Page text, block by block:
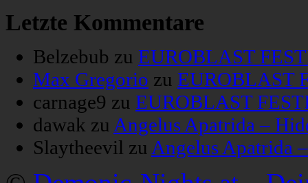
Letzte Kommentare
Belzebub zu EUROBLAST
Max Gregorio zu EUROBLAST
carnage9 zu EUROBLAST
dawak zuAngelus Apatrida –
Slaytheevil zuAngelus Apatrida